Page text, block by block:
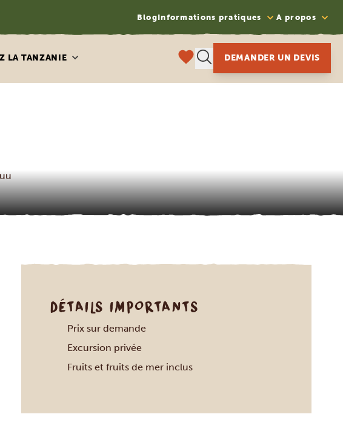
BlogInformations pratiques A propos
LA TANZANIE DEMANDER UN DEVIS
DÉTAILS IMPORTANTS
Prix sur demande
Excursion privée
Fruits et fruits de mer inclus